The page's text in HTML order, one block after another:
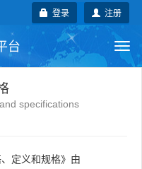
注册
登录
台
specifications
定义和规格》由